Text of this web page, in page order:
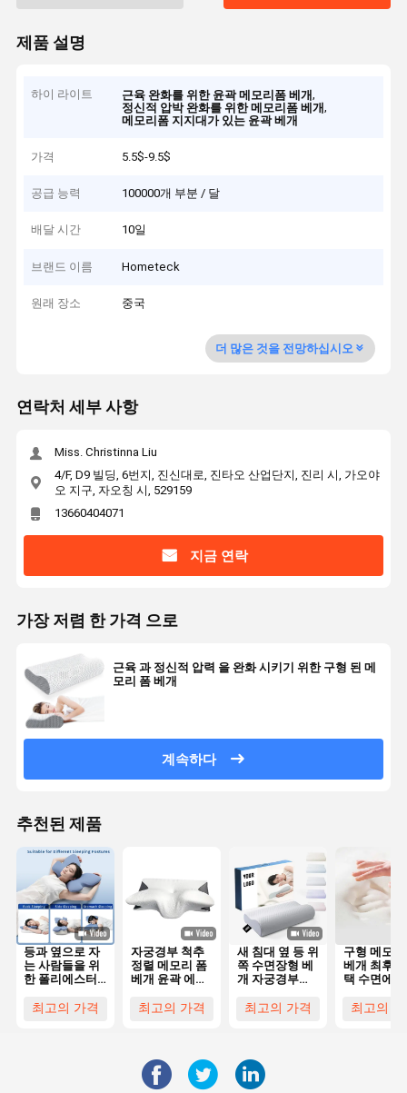
제품 설명
하이 라이트 근육 완화를 위한 윤곽 메모리폼 베개,
정신적 압박 완화를 위한 메모리폼 베개,
메모리폼 지지대가 있는 윤곽 베개
가격 5.5$-9.5$
공급 능력 100000개 부분 / 달
배달 시간 10일
브랜드 이름 Hometeck
원래 장소 중국
더 많은 것을 전망하십시오
연락처 세부 사항
Miss. Christinna Liu
4/F, D9 빌딩, 6번지, 진신대로, 진타오 산업단지, 진리 시, 가오야
오 지구, 자오칭 시, 529159
13660404071
지금 연락
가장 저렴 한 가격 으로
근육 과 정신적 압력 을 완화 시키기 위한 구형 된 메
모리 폼 베개
계속하다
추천된 제품
등과 옆으로 자
는 사람들을 위
한 폴리에스터
곽 메모리폼 베
최고의 가격
자궁경부 척추
정렬 메모리 폼
베개 윤곽 에르
양최고의 가격
새 침대 옆 등 위
쪽 수면장형 베
개 자궁경부
일 인체공학
최고의 가격
구형 메모리
베개 최후의
택 수면에
목과 머리
최고의